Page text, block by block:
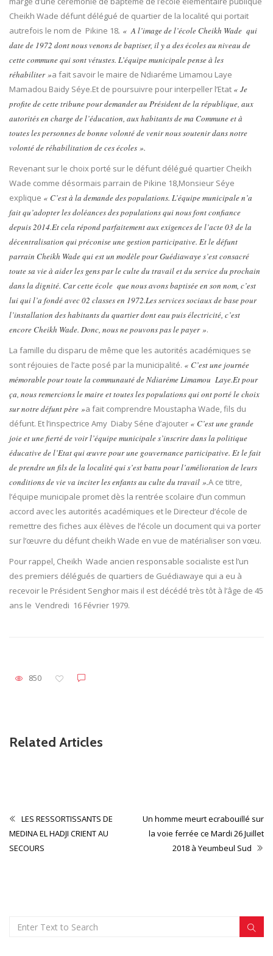
Cheikh Wade défunt délégué de quartier de la localité qui portait
autrefois le nom de Pikine 18. « A l’image de l’école Cheikh Wade qui
date de 1972 dont nous venons de baptiser, il y a des écoles au niveau de
cette commune qui sont vétustes. L’équipe municipale pense à les
réhabiliter »a fait savoir le maire de Ndiaréme Limamou Laye
Mamadou Baidy Séye.Et de poursuivre pour interpeller l’Etat « Je
profite de cette tribune pour demander au Président de la république, aux
autorités en charge de l’éducation, aux habitants de ma Commune et à
toutes les personnes de bonne volonté de venir nous soutenir dans notre
volonté de réhabilitation de ces écoles ».
Revenant sur le choix porté sur le défunt délégué quartier Cheikh
Wade comme désormais parrain de Pikine 18,Monsieur Séye
explique « C’est à la demande des populations. L’équipe municipale n’a
fait qu’adopter les doléances des populations qui nous font confiance
depuis 2014.Et cela répond parfaitement aux exigences de l’acte 03 de la
décentralisation qui préconise une gestion participative. Et le défunt
parrain Cheikh Wade qui est un modèle pour Guédiawaye s’est consacré
toute sa vie à aider les gens par le culte du travail et du service du prochain
dans la dignité. Car cette école que nous avons baptisée en son nom, c’est
lui qui l’a fondé avec 02 classes en 1972.Les services sociaux de base pour
l’installation des habitants du quartier dont eau puis électricité, c’est
encore Cheikh Wade. Donc, nous ne pouvons pas le payer ».
La famille du disparu de même que les autorités académiques se
sont réjouies de l’acte posé par la municipalité. « C’est une journée
mémorable pour toute la communauté de Ndiaréme Limamou Laye.Et pour
ça, nous remercions le maire et toutes les populations qui ont porté le choix
sur notre défunt père »a fait comprendre Moustapha Wade, fils du
défunt. Et l’inspectrice Amy Diaby Séne d’ajouter « C’est une grande
joie et une fierté de voir l’équipe municipale s’inscrire dans la politique
éducative de l’Etat qui œuvre pour une gouvernance participative. Et le fait
de prendre un fils de la localité qui s’est battu pour l’amélioration de leurs
conditions de vie va inciter les enfants au culte du travail ».A ce titre,
l’équipe municipale promet dès la rentrée scolaire d’un commun
accord avec les autorités académiques et le Directeur d’école de
remettre des fiches aux élèves de l’école un document qui va porter
sur l’œuvre du défunt cheikh Wade en vue de matérialiser son vœu.
Pour rappel, Cheikh Wade ancien responsable socialiste est l’un
des premiers délégués de quartiers de Guédiawaye qui a eu à
recevoir le Président Senghor mais il est décédé très tôt à l’âge de 45
ans le Vendredi 16 Février 1979.
850
Related Articles
Non classé
LES RESSORTISSANTS DE
MEDINA EL HADJI CRIENT AU
SECOURS
Un homme meurt ecrabouillé sur
la voie ferrée ce Mardi 26 Juillet
2018 à Yeumbeul Sud